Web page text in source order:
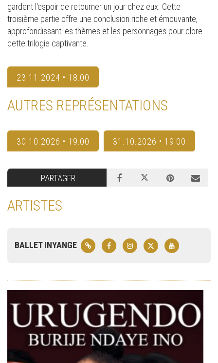
gardent l'espoir de retourner un jour chez eux. Cette
troisième partie offre une conclusion riche et émouvante,
approfondissant les thèmes et les personnages pour clore
cette trilogie captivante.
23.11.2024 • 18:00
AUTRES REPRÉSENTATIONS
30.10.2026 • 19:00 31.10.2026 • 19:00
PARTAGER
ARTISTES
BALLET INYANGE